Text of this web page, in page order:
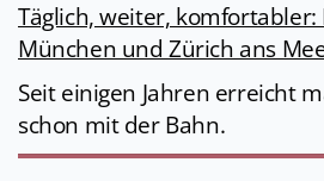
Täglich, weiter, komfortabler:
München und Zürich ans
Seit einigen Jahren erreicht
schon mit der Bahn.